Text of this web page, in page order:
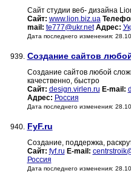
Сайт студии веб- дизайна
Сайт: www.lion.biz.ua
mail: te777@ukr.net Адрес:
Дата последнего изменения:
939. Создание сайтов
Создание сайтов любой
качественно, быстро
Сайт: design.virlen.ru E-mail:
Адрес: Россия
Дата последнего изменения:
940. FyF.ru
Создание, поддержка,
Сайт: fyf.ru E-mail:
Россия
Дата последнего изменения: